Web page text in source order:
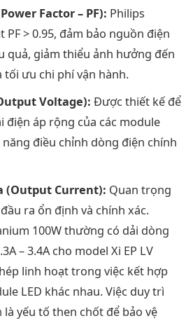
Factor – PF): Philips
PF > 0.95, đảm bảo nguồn điện
quả, giảm thiểu ảnh hưởng đến
tối ưu chi phí vận hành.
Voltage): Được thiết kế để
điện áp rộng của các module
năng điều chỉnh dòng điện chính
(Output Current): Quan trọng
ra ổn định và chính xác.
100W thường có dải dòng
– 3.4A cho model Xi EP LV
linh hoạt trong việc kết hợp
LED khác nhau. Việc duy trì
yếu tố then chốt để bảo vệ